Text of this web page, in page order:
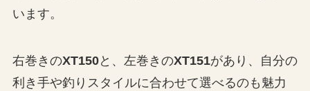
います。
右巻きのXT150と、左巻きのXT151があり、自分の
利き手や釣りスタイルに合わせて選べるのも魅力